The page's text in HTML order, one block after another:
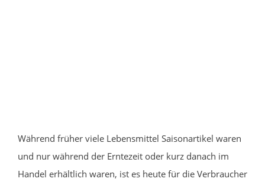
Während früher viele Lebensmittel Saisonartikel waren
und nur während der Erntezeit oder kurz danach im
Handel erhältlich waren, ist es heute für die Verbraucher